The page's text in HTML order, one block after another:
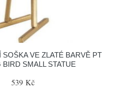
SOŠKA VE ZLATÉ BARVĚ PT
BIRD SMALL STATUE
539 Kč